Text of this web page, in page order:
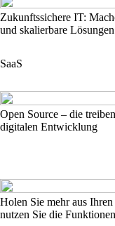
Zukunftssichere IT:
und skalierbare Lösungen
SaaS
Open Source – die
digitalen Entwicklung
Holen Sie mehr aus
nutzen Sie die